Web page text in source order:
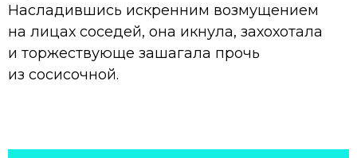
Насладившись искренним возмущением
на лицах соседей, она икнула, захохотала
и торжествующе зашагала прочь
из сосисочной.